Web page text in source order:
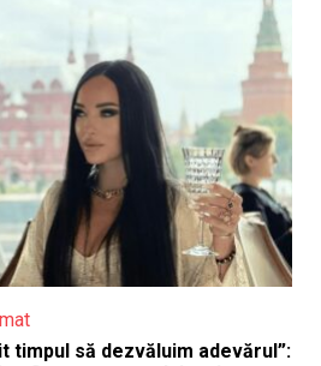
timpul să dezvăluim adevărul”: